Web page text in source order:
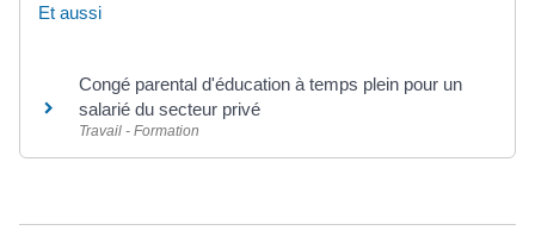
Et aussi
Congé parental d'éducation à temps plein pour un
salarié du secteur privé
Travail - Formation